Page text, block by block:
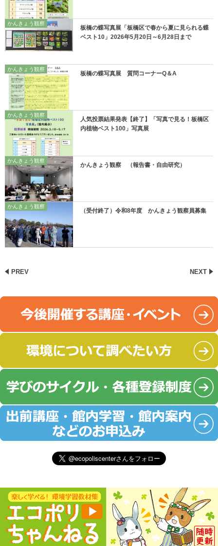
かんきょう観察
板橋の蝶写真展「板橋区で春から夏に見られる蝶
ベスト10」2026年5月20日～6月28日まで
かんきょう観察
板橋の蝶写真展 質問コーナーQ＆A
かんきょう観察
人気投票結果発表【終了】「写真で見る！板橋区
内植物ベスト100」写真展
かんきょう観察
かんきょう観察 （報告書・自由研究）
かんきょう観察
（受付終了）令和8年度 かんきょう観察員募集
PREV NEXT